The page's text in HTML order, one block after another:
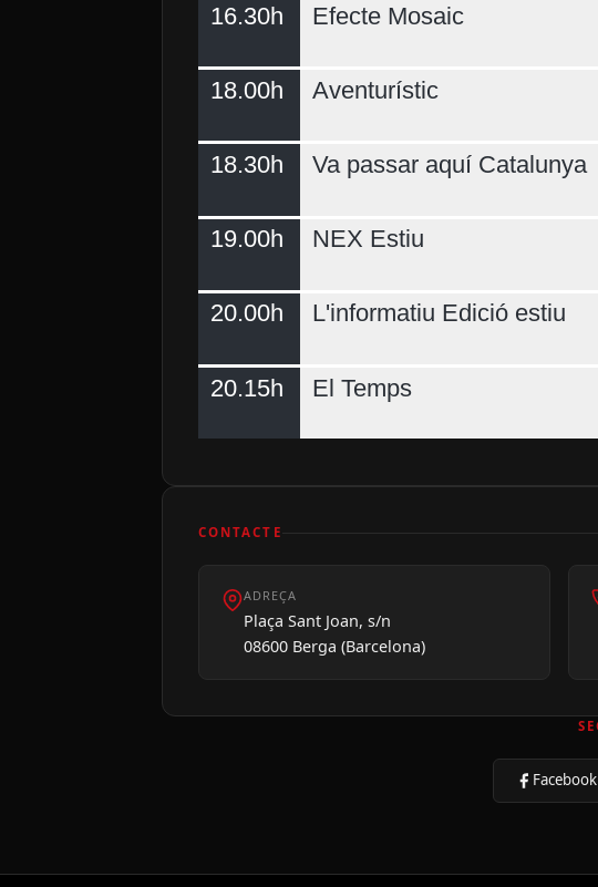
16.30h Efecte Mosaic
18.00h Aventurístic
18.30h Va passar aquí Catalunya
19.00h NEX Estiu
20.00h L'informatiu Edició estiu
20.15h El Temps
CONTACTE
ADREÇA
Plaça Sant Joan, s/n
08600 Berga (Barcelona)
Facebook